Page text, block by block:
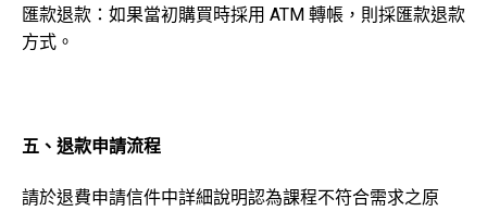
匯款退款：如果當初購買時採用 ATM 轉帳，則採匯款退款
方式。
五、退款申請流程
請於退費申請信件中詳細說明認為課程不符合需求之原